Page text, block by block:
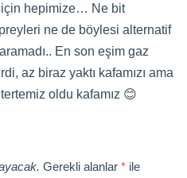
hepimize… Ne bit
ne de böylesi alternatif
En son eşim gaz
az biraz yaktı kafamızı ama
oldu kafamız 😊
Gerekli alanlar * ile